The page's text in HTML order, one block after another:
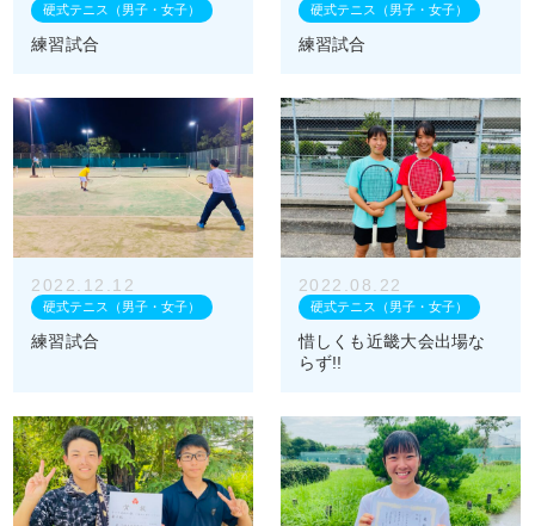
硬式テニス（男子・女子）
練習試合
硬式テニス（男子・女子）
練習試合
2022.12.12
硬式テニス（男子・女子）
練習試合
2022.08.22
硬式テニス（男子・女子）
惜しくも近畿大会出場な
らず!!